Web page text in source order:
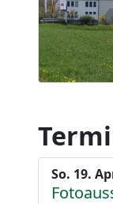
So. 19.